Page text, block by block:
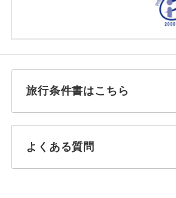
旅行条件書はこちら
よくある質問